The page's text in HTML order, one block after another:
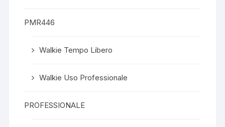
PMR446
Walkie Tempo Libero
Walkie Uso Professionale
PROFESSIONALE